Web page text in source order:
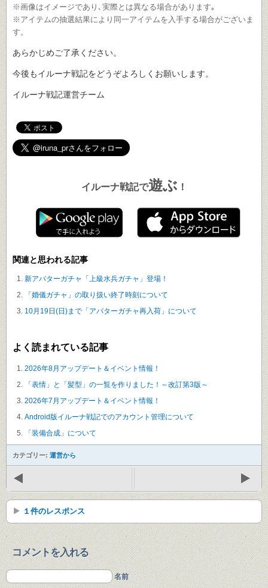
※画像はイメージであり､実際とは異なる場合があります｡
※アイテムの抽選結果により同一アイテムを入手する場合がございま
す。
あらかじめご了承ください。
今後もイルーナ戦記をどうぞよろしくお願いします。
イルーナ戦記運営チーム
イルーナ戦記で遊ぶ ！
関連と思われる記事
新アバターガチャ「上級水兵ガチャ」登場！
「婚儀ガチャ」の取り扱い終了時刻について
10月19日(日)まで「アバターガチャ再入荷」について
よく読まれている記事
2026年8月アップデート＆イベント情報！
「表情」と「髪型」の一覧を作りました！～改訂第3版～
2026年7月アップデート＆イベント情報！
Android版イルーナ戦記でのアカウント管理について
「装備合成」について
カテゴリー: 運営から
１件のレスポンス
コメントを入れる
名前